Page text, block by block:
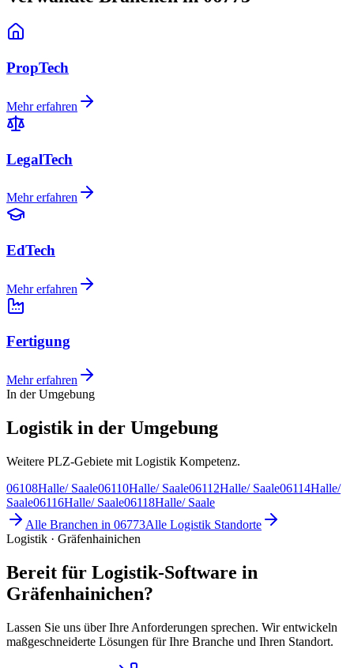
PropTech
Mehr erfahren
LegalTech
Mehr erfahren
EdTech
Mehr erfahren
Fertigung
Mehr erfahren
In der Umgebung
Logistik in der Umgebung
Weitere PLZ-Gebiete mit Logistik Kompetenz.
06108Halle/ Saale06110Halle/ Saale06112Halle/ Saale06114Halle/
Saale06116Halle/ Saale06118Halle/ Saale
Alle Branchen in 06773Alle Logistik Standorte
Logistik · Gräfenhainichen
Bereit für Logistik-Software in
Gräfenhainichen?
Lassen Sie uns über Ihre Anforderungen sprechen. Wir entwickeln
maßgeschneiderte Lösungen für Ihre Branche und Ihren Standort.